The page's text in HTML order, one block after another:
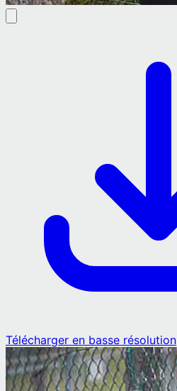
Télécharger en basse résolution